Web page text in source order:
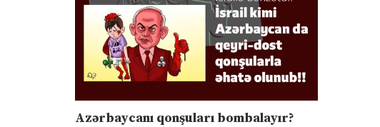
Azərbaycanı qonşuları bombalayır?